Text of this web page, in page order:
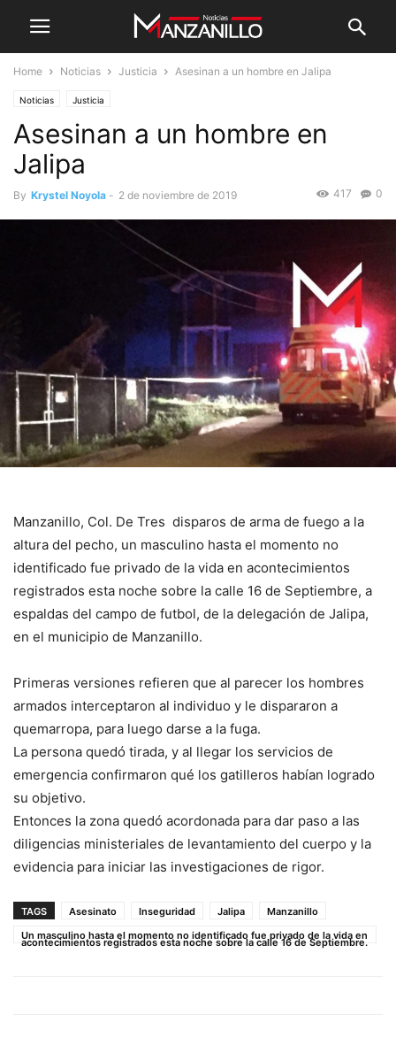
Home Noticias Justicia Asesinan a un hombre en Jalipa
Noticias Justicia
Asesinan a un hombre en
Jalipa
By Krystel Noyola - 2 de noviembre de 2019 0
417
Manzanillo, Col. De Tres disparos de arma de fuego a la
altura del pecho, un masculino hasta el momento no
identificado fue privado de la vida en acontecimientos
registrados esta noche sobre la calle 16 de Septiembre, a
espaldas del campo de futbol, de la delegación de Jalipa,
en el municipio de Manzanillo.
Primeras versiones refieren que al parecer los hombres
armados interceptaron al individuo y le dispararon a
quemarropa, para luego darse a la fuga.
La persona quedó tirada, y al llegar los servicios de
emergencia confirmaron qué los gatilleros habían logrado
su objetivo.
Entonces la zona quedó acordonada para dar paso a las
diligencias ministeriales de levantamiento del cuerpo y la
evidencia para iniciar las investigaciones de rigor.
TAGS Asesinato Inseguridad Jalipa
Manzanillo
Un masculino hasta el momento no identificado fue privado de la vida en
acontecimientos registrados esta noche sobre la calle 16 de Septiembre.